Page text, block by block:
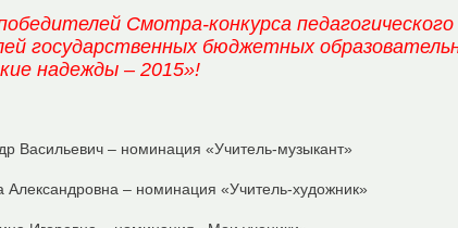
Смотра-конкурса
государственных бюджетных
надежды – 2015»!
Васильевич – номинация «Учитель-музыкант»
Александровна – номинация «Учитель-художник»